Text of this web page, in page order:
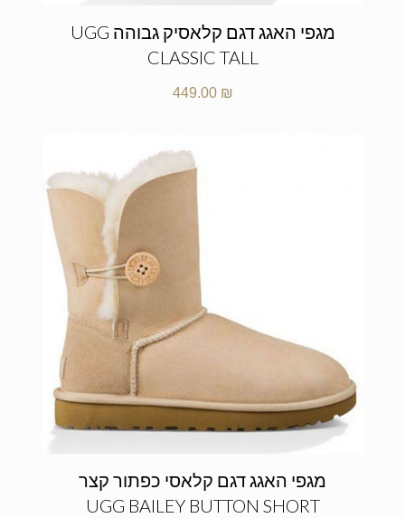
מגפי האגג דגם קלאסיק גבוהה UGG
CLASSIC TALL
449.00 ₪
מגפי האגג דגם קלאסי כפתור קצר
UGG BAILEY BUTTON SHORT